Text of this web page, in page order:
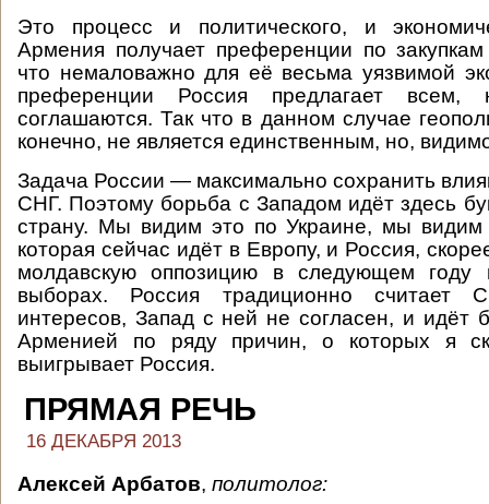
Это процесс и политического, и
Армения получает преференции по закупкам
что немаловажно для её весьма уязвимой
преференции Россия предлагает
соглашаются. Так что в данном случае
конечно, не является единственным, но,
Задача России — максимально сохранить
СНГ. Поэтому борьба с Западом идёт здесь
страну. Мы видим это по Украине, мы
которая сейчас идёт в Европу, и Россия,
молдавскую оппозицию в следующем году
выборах. Россия традиционно считает
интересов, Запад с ней не согласен, и идёт
Арменией по ряду причин, о которых я
выигрывает Россия.
ПРЯМАЯ РЕЧЬ
16 ДЕКАБРЯ 2013
Алексей Арбатов, политолог: